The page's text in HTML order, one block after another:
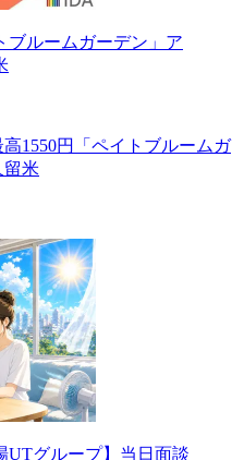
ブルームガーデン」ア
1550円「ペイトブルームガ
留米
UTグループ】当日面談